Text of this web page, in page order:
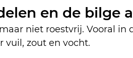
en de bilge
niet roestvrij. Vooral
vuil, zout en vocht.